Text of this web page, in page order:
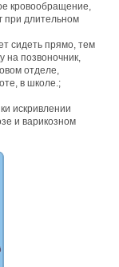
кровообращение,
при длительном
сидеть прямо, тем
на позвоночник,
отделе,
в школе.;
искривлении
и варикозном